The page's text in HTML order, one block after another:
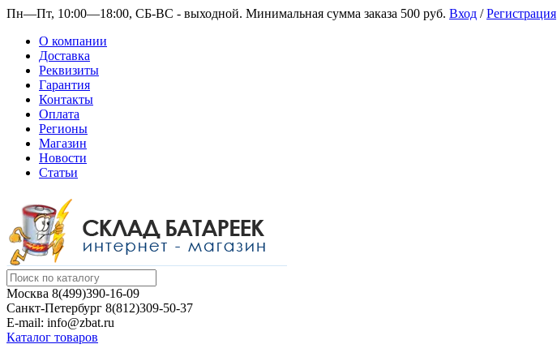
Пн—Пт, 10:00—18:00, СБ-ВС - выходной. Минимальная сумма заказа 500 руб. Вход /Регистрация
О компании
Доставка
Реквизиты
Гарантия
Контакты
Оплата
Регионы
Магазин
Новости
Статьи
Москва 8(499)390-16-09
Санкт-Петербург 8(812)309-50-37
E-mail: info@zbat.ru
Каталог товаров